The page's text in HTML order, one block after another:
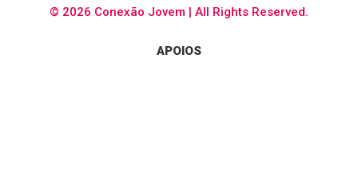
© 2026 Conexão Jovem | All Rights Reserved.
APOIOS